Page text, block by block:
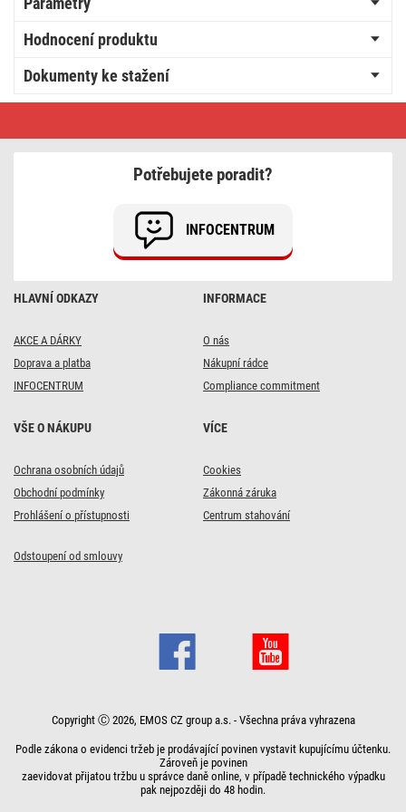
Hodnocení produktu
Dokumenty ke stažení
baterie
HLAVNÍ ODKAZY
AKCE A DÁRKY
Doprava a platba
INFOCENTRUM
INFORMACE
O nás
Nákupní rádce
Compliance commitment
VŠE O NÁKUPU
Ochrana osobních údajů
Obchodní podmínky
Prohlášení o přístupnosti
VÍCE
Cookies
Zákonná záruka
Centrum stahování
Odstoupení od smlouvy
Potřebujete poradit?
INFOCENTRUM
Copyright Ⓒ 2026, EMOS CZ group a.s. - Všechna práva vyhrazena
Podle zákona o evidenci tržeb je prodávající povinen vystavit kupujícímu účtenku.
Zároveň je povinen
zaevidovat přijatou tržbu u správce daně online, v případě technického výpadku
pak nejpozději do 48 hodin.